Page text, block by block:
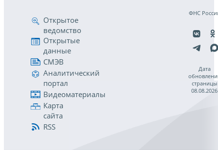
Открытое
ведомство
Открытые
данные
СМЭВ
Аналитический
портал
Видеоматериалы
Карта
сайта
RSS
ФНС
Дата
страницы
08.08.2026